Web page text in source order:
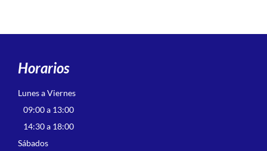
Horarios
Lunes a Viernes
09:00 a 13:00
14:30 a 18:00
Sábados